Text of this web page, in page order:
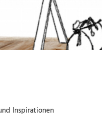
Inspirationen